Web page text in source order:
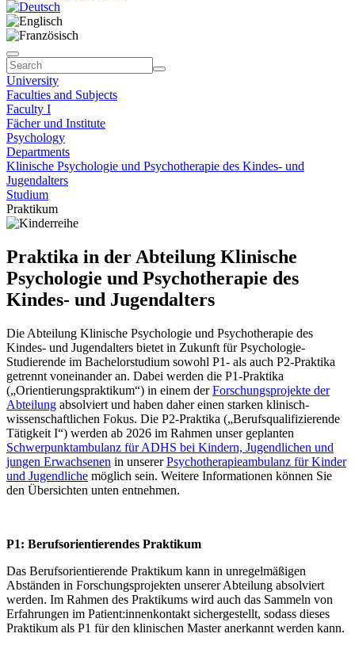
University
Faculties and Subjects
Faculty I
Fächer und Institute
Psychology
Departments
Klinische Psychologie und Psychotherapie des Kindes- und
Jugendalters
Studium
Praktikum
Praktika in der Abteilung Klinische
Psychologie und Psychotherapie des
Kindes- und Jugendalters
Die Abteilung Klinische Psychologie und Psychotherapie des
Kindes- und Jugendalters bietet in Zukunft für Psychologie-
Studierende im Bachelorstudium sowohl P1- als auch P2-Praktika
getrennt voneinander an. Dabei werden die P1-Praktika
(„Orientierungspraktikum“) in einem derForschungsprojekte der
Abteilung absolviert und haben daher einen starken klinisch-
wissenschaftlichen Fokus. Die P2-Praktika („Berufsqualifizierende
Tätigkeit I“) werden ab 2026 im Rahmen unser geplanten
Schwerpunktambulanz für ADHS bei Kindern, Jugendlichen und
jungen Erwachsenen in unsererPsychotherapieambulanz für Kinder
und Jugendliche möglich sein. Weitere Informationen können Sie
den Übersichten unten entnehmen.
P1: Berufsorientierendes Praktikum
Das Berufsorientierende Praktikum kann in unregelmäßigen
Abständen in Forschungsprojekten unserer Abteilung absolviert
werden. Im Rahmen des Praktikums wird auch das Sammeln von
Erfahrungen im Patient:innenkontakt sichergestellt, sodass dieses
Praktikum als P1 für den klinischen Master anerkannt werden kann.